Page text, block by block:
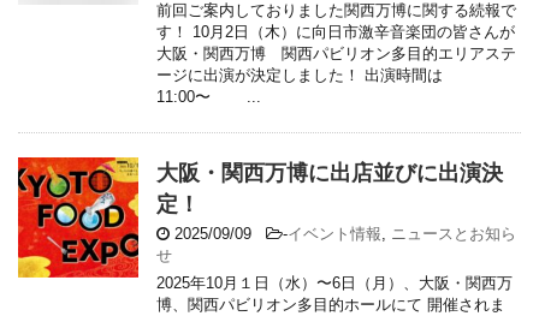
前回ご案内しておりました関西万博に関する続報で
す！ 10月2日（木）に向日市激辛音楽団の皆さんが
大阪・関西万博 関西パビリオン多目的エリアステ
ージに出演が決定しました！ 出演時間は
11:00〜 ...
大阪・関西万博に出店並びに出演決
定！
2025/09/09 -イベント情報, ニュースとお知ら
せ
2025年10月１日（水）〜6日（月）、大阪・関西万
博、関西パビリオン多目的ホールにて 開催されま